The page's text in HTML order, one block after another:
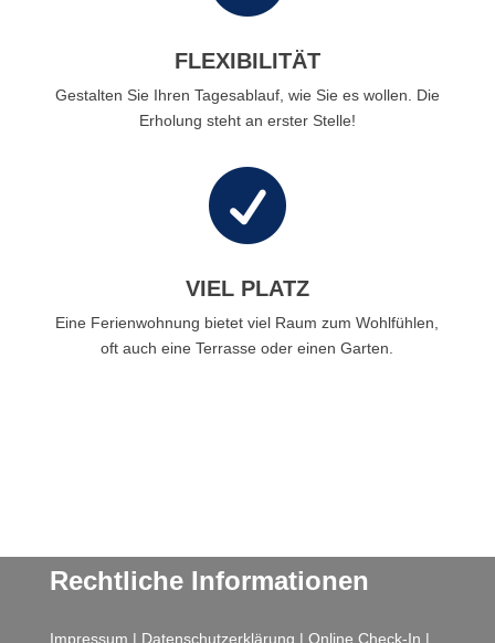
FLEXIBILITÄT
Gestalten Sie Ihren Tagesablauf, wie Sie es wollen. Die
Erholung steht an erster Stelle!

VIEL PLATZ
Eine Ferienwohnung bietet viel Raum zum Wohlfühlen,
oft auch eine Terrasse oder einen Garten.
Rechtliche Informationen
Impressum | Datenschutzerklärung | Online Check-In |